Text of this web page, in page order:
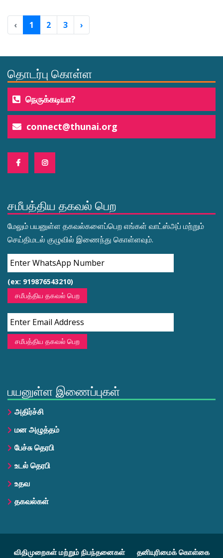
‹ 1 2 3 ›
தொடர்பு கொள்ள
நெருக்கடியா?
connect@thunai.org
சமீபத்திய தகவல் பெற
மேலும் பயனுள்ள தகவல்களைப்பெற எங்கள் வாட்ஸ்அப் மற்றும்
செய்திமடல் குழுவில் இணைந்து கொள்ளவும்.
(ex: 919876543210)
சமீபத்திய தகவல் பெற
சமீபத்திய தகவல் பெற
பயனுள்ள இணைப்புகள்
அதிர்ச்சி
மன அழுத்தம்
பேச்சு தெரபி
உடல் தெரபி
உதவ
தகவல்கள்
விதிமுறைகள் மற்றும் நிபந்தனைகள் தனியுரிமைக் கொள்கை